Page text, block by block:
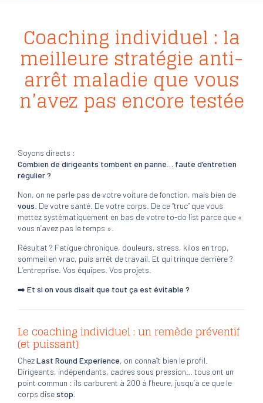
Coaching individuel : la
meilleure stratégie anti-
arrêt maladie que vous
n’avez pas encore testée
Soyons directs :
Combien de dirigeants tombent en panne… faute d’entretien
régulier ?
Non, on ne parle pas de votre voiture de fonction, mais bien de
vous . De votre santé. De votre corps. De ce “truc” que vous
mettez systématiquement en bas de votre to-do list parce que «
vous n’avez pas le temps ».
Résultat ? Fatigue chronique, douleurs, stress, kilos en trop,
sommeil en vrac, puis arrêt de travail. Et qui trinque derrière ?
L’entreprise. Vos équipes. Vos projets.
➡️ Et si on vous disait que tout ça est évitable ?
Le coaching individuel : un remède préventif
(et puissant)
ChezLast Round Experience, on connaît bien le profil.
Dirigeants, indépendants, cadres sous pression… tous ont un
point commun : ils carburent à 200 à l’heure, jusqu’à ce que le
corps disestop